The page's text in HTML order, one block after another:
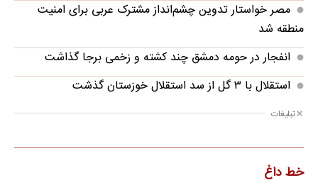
مصر خواستار تدوین چشم‌انداز مشترک عربی برای امنیت
منطقه شد
انفجار در حومه دمشق چند کشته و زخمی برجا گذاشت
استقلال با ۳ گل از سد استقلال خوزستان گذشت
تبلیغات
خط داغ